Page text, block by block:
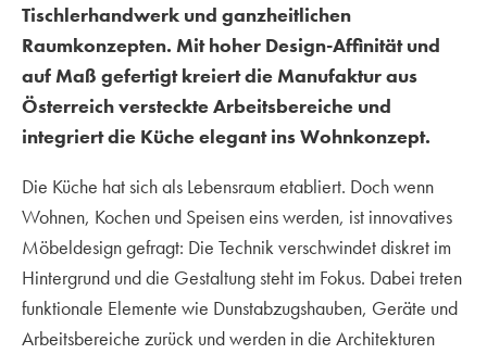
Tischlerhandwerk und ganzheitlichen
Raumkonzepten. Mit hoher Design-Affinität und
auf Maß gefertigt kreiert die Manufaktur aus
Österreich versteckte Arbeitsbereiche und
integriert die Küche elegant ins Wohnkonzept.
Die Küche hat sich als Lebensraum etabliert. Doch wenn
Wohnen, Kochen und Speisen eins werden, ist innovatives
Möbeldesign gefragt: Die Technik verschwindet diskret im
Hintergrund und die Gestaltung steht im Fokus. Dabei treten
funktionale Elemente wie Dunstabzugshauben, Geräte und
Arbeitsbereiche zurück und werden in die Architekturen